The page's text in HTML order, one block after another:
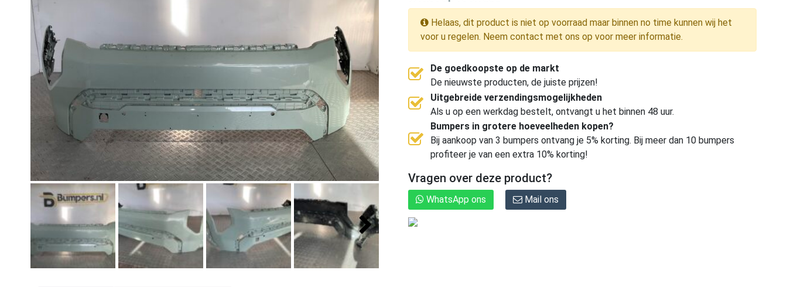
Helaas, dit product is niet op voorraad maar binnen no time kunnen wij het
voor u regelen. Neem contact met ons op voor meer informatie.
De goedkoopste op de markt
De nieuwste producten, de juiste prijzen!
Uitgebreide verzendingsmogelijkheden
Als u op een werkdag bestelt, ontvangt u het binnen 48 uur.
Bumpers in grotere hoeveelheden kopen?
Bij aankoop van 3 bumpers ontvang je 5% korting. Bij meer dan 10 bumpers
profiteer je van een extra 10% korting!
Vragen over deze product?
WhatsApp ons Mail ons